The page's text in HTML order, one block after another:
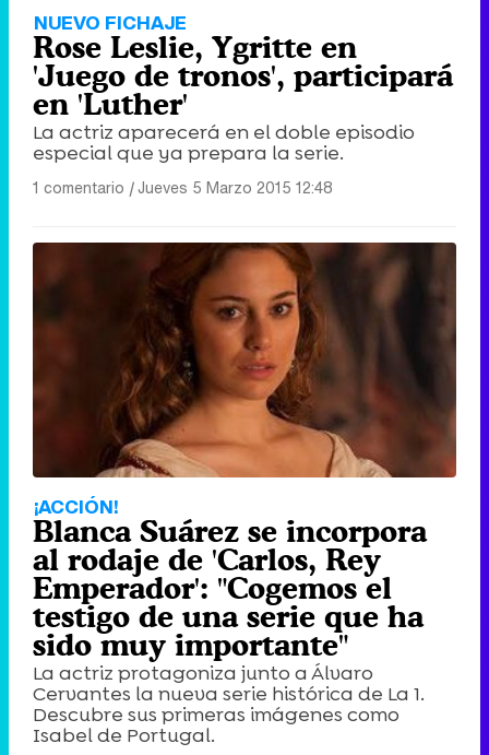
NUEVO FICHAJE
Rose Leslie, Ygritte en
'Juego de tronos', participará
en 'Luther'
La actriz aparecerá en el doble episodio
especial que ya prepara la serie.
1 comentario |Jueves 5 Marzo 2015 12:48
¡ACCIÓN!
Blanca Suárez se incorpora
al rodaje de 'Carlos, Rey
Emperador': "Cogemos el
testigo de una serie que ha
sido muy importante"
La actriz protagoniza junto a Álvaro
Cervantes la nueva serie histórica de La 1.
Descubre sus primeras imágenes como
Isabel de Portugal.